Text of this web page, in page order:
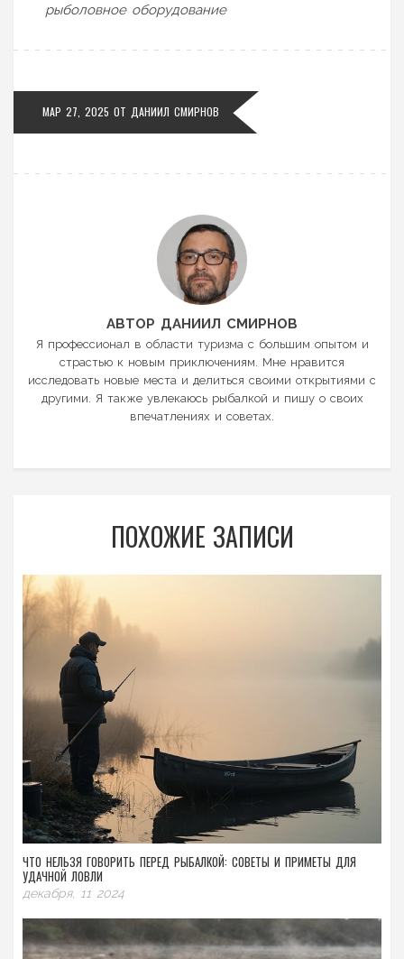
рыболовное оборудование
МАР 27, 2025 ОТ ДАНИИЛ СМИРНОВ
АВТОР ДАНИИЛ СМИРНОВ
Я профессионал в области туризма с большим опытом и
страстью к новым приключениям. Мне нравится
исследовать новые места и делиться своими открытиями с
другими. Я также увлекаюсь рыбалкой и пишу о своих
впечатлениях и советах.
ПОХОЖИЕ ЗАПИСИ
ЧТО НЕЛЬЗЯ ГОВОРИТЬ ПЕРЕД РЫБАЛКОЙ: СОВЕТЫ И ПРИМЕТЫ ДЛЯ
УДАЧНОЙ ЛОВЛИ
декабря, 11 2024